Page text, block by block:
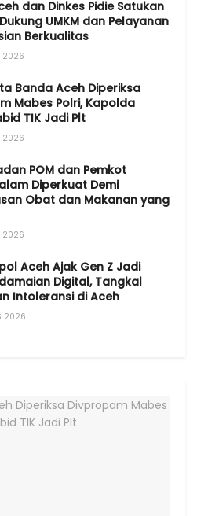
dan Dinkes Pidie Satukan
UMKM dan Pelayanan
Berkualitas
2026
Banda Aceh Diperiksa
Mabes Polri, Kapolda
TIK Jadi Plt
2026
POM dan Pemkot
Diperkuat Demi
Obat dan Makanan yang
2026
Aceh Ajak Gen Z Jadi
Digital, Tangkal
Intoleransi di Aceh
2026